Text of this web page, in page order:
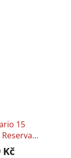
15
0,7l 40%
Kč